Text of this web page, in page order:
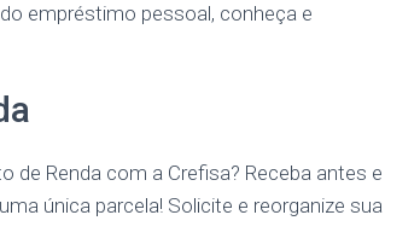
empréstimo pessoal, conheça e
de Renda com a Crefisa? Receba antes e
única parcela! Solicite e reorganize sua